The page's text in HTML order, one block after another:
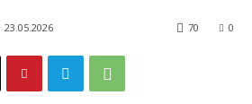
23.05.2026 0
70